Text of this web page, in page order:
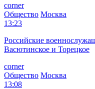
corner
Общество Москва
13:23
Российские
Васютинское и Торецкое
corner
Общество Москва
13:08